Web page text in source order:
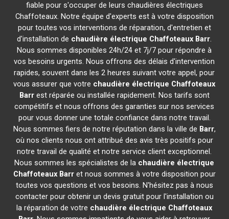
fiable pour s'occuper de leurs chaudières électriques
Chaffoteaux. Notre équipe d'experts est à votre disposition
pour toutes vos interventions de réparation, d'entretien et
d'installation de chaudière électrique Chaffoteaux Barr.
Nous sommes disponibles 24h/24 et 7j/7 pour répondre à
vos besoins urgents. Nous offrons des délais d'intervention
rapides, souvent dans les 2 heures suivant votre appel, pour
vous assurer que votre chaudière électrique Chaffoteaux
Barrest réparée ou installée rapidement. Nos tarifs sont
compétitifs et nous offrons des garanties sur nos services
pour vous donner une totale confiance dans notre travail.
Nous sommes fiers de notre réputation dans la ville de Barr,
où nos clients nous ont attribué des avis très positifs pour
notre travail de qualité et notre service client exceptionnel.
Nous sommes les spécialistes de la chaudière électrique
Chaffoteaux Barret nous sommes à votre disposition pour
toutes vos questions et vos besoins. N'hésitez pas à nous
contacter pour obtenir un devis gratuit pour l'installation ou
la réparation de votre chaudière électrique Chaffoteaux